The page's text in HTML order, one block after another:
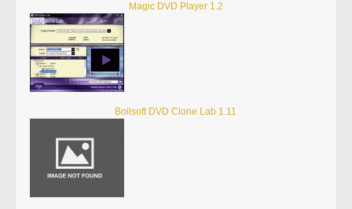
Magic DVD Player 1.2
Boilsoft DVD Clone Lab 1.11